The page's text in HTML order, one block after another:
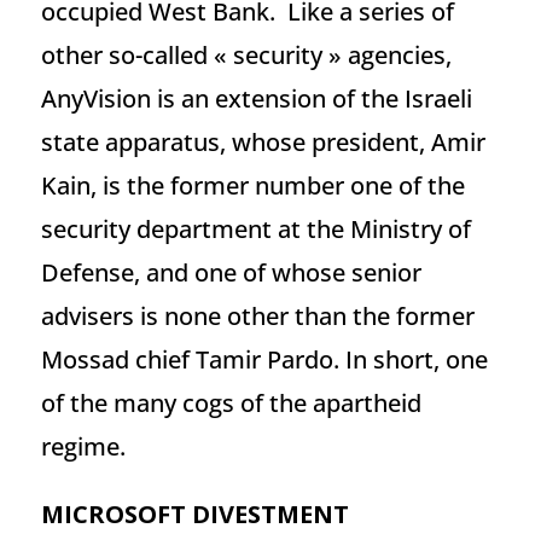
occupied West Bank. Like a series of
other so-called « security » agencies,
AnyVision is an extension of the Israeli
state apparatus, whose president, Amir
Kain, is the former number one of the
security department at the Ministry of
Defense, and one of whose senior
advisers is none other than the former
Mossad chief Tamir Pardo. In short, one
of the many cogs of the apartheid
regime.
MICROSOFT DIVESTMENT